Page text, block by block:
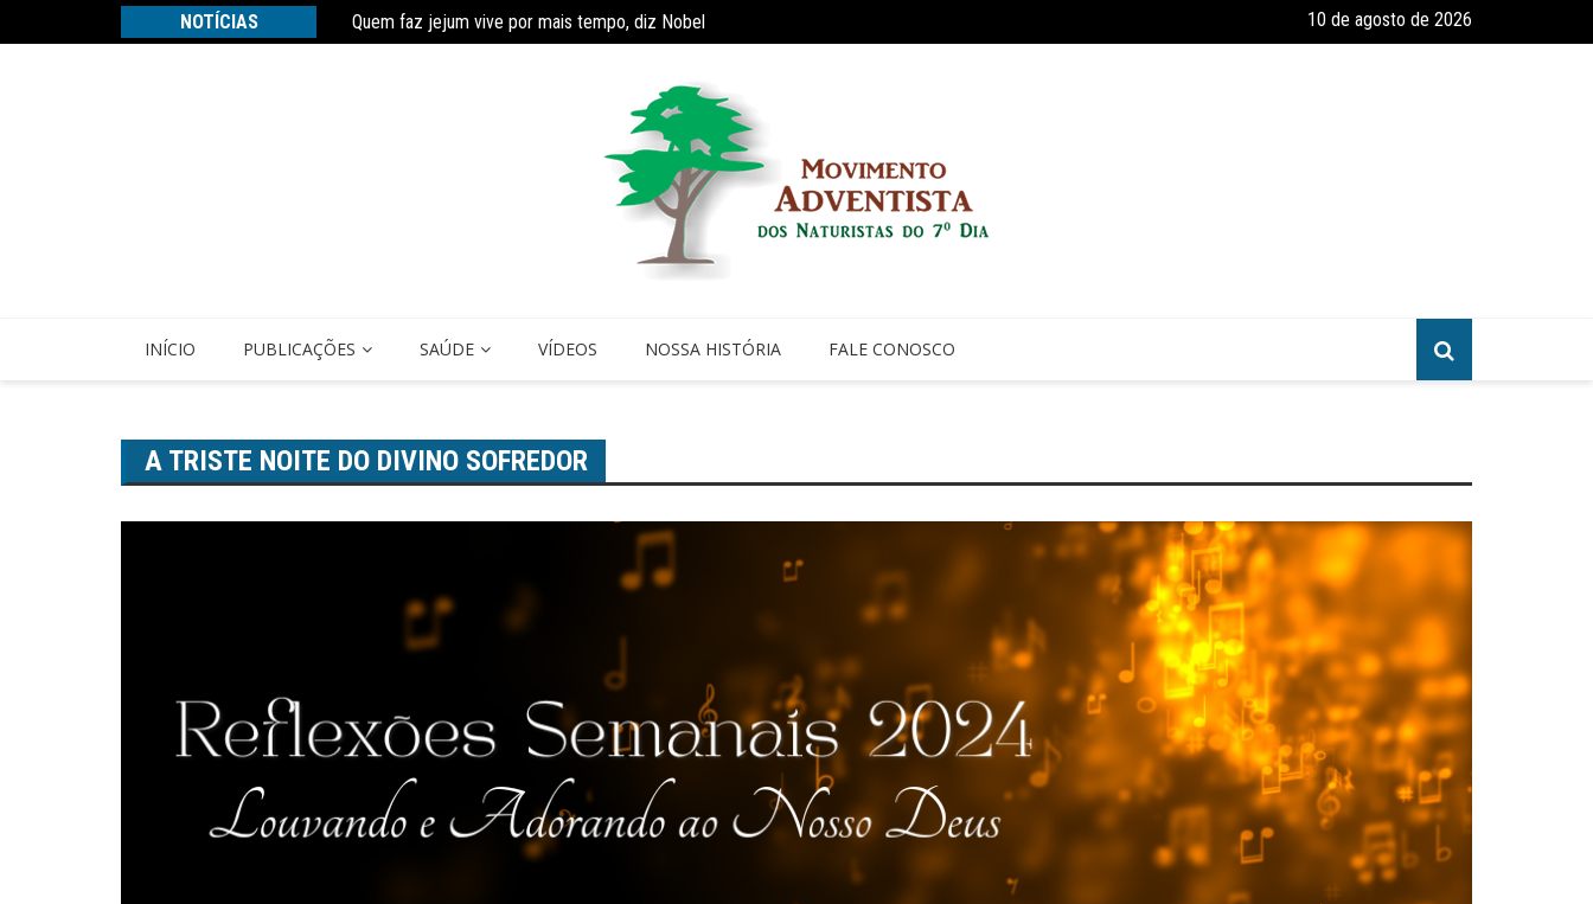
NOTÍCIAS
Estudo constata que período de faculdade faz com que 70% dos jovens cristãos abandonem a igrejaReavivamento e Reforma – Um Convite ao Estudo da Parábola das Dez
10 de agosto de 2026
INÍCIO PUBLICAÇÕES SAÚDE VÍDEOS NOSSA HISTÓRIA FALE CONOSCO
A TRISTE NOITE DO DIVINO SOFREDOR